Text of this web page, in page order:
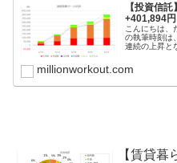
【投資信
+401,894円
こんにちは、
の執筆時刻は
連続の上昇と
millionworkout.com
【賃貸